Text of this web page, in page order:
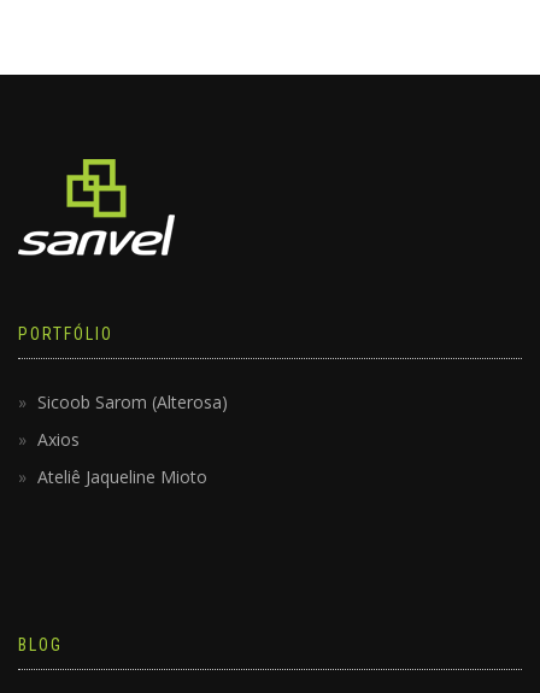
PORTFÓLIO
Sicoob Sarom (Alterosa)
Axios
Ateliê Jaqueline Mioto
BLOG